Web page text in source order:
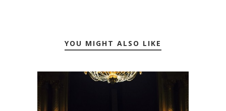
YOU MIGHT ALSO LIKE